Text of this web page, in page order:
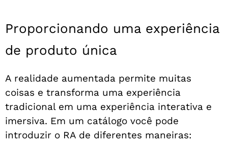
Proporcionando uma experiência
de produto única
A realidade aumentada permite muitas
coisas e transforma uma experiência
tradicional em uma experiência interativa e
imersiva. Em um catálogo você pode
introduzir o RA de diferentes maneiras: